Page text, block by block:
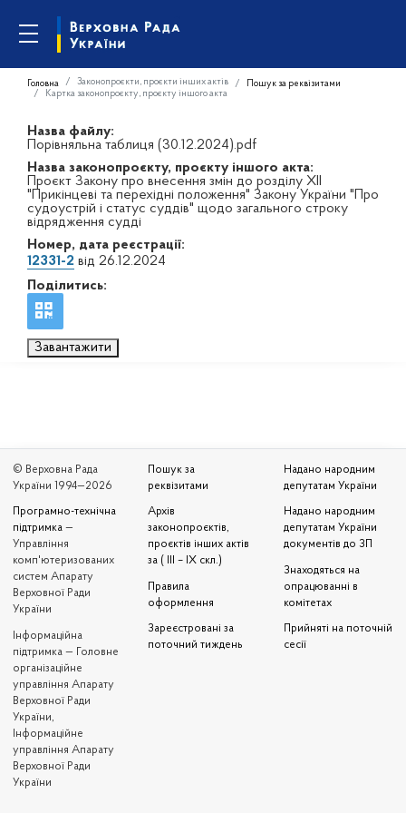
Головна Законопроєкти, проєкти інших актів
Пошук за реквізитами
Картка законопроєкту, проєкту іншого акта
Назва файлу:
Порівняльна таблиця (30.12.2024).pdf
Назва законопроєкту, проєкту іншого акта:
Проєкт Закону про внесення змін до розділу XII
"Прикінцеві та перехідні положення" Закону України "Про
судоустрій і статус суддів" щодо загального строку
відрядження судді
Номер, дата реєстрації:
12331-2 від 26.12.2024
Поділитись:
Завантажити
© Верховна Рада
України 1994—2026
Програмно-технічна
підтримка —
Управління
комп'ютеризованих
систем Апарату
Верховної Ради
України
Iнформаційна
підтримка — Головне
організаційне
управління Апарату
Верховної Ради
України,
Інформаційне
управління Апарату
Верховної Ради
України
Пошук за
реквізитами
Архів
законопроєктів,
проєктів інших актів
за ( III – IX скл.)
Правила
оформлення
Зареєстровані за
поточний тиждень
Надано народним
депутатам України
Надано народним
депутатам України
документів до ЗП
Знаходяться на
опрацюванні в
комітетах
Прийняті на поточній
сесії